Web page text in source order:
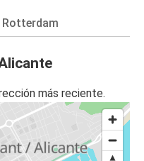
Rotterdam
más reciente.